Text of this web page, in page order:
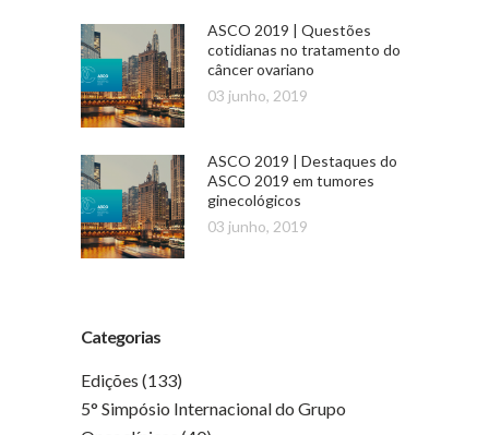
ASCO 2019 | Questões
cotidianas no tratamento do
câncer ovariano
03 junho, 2019
ASCO 2019 | Destaques do
ASCO 2019 em tumores
ginecológicos
03 junho, 2019
Categorias
Edições (133)
5° Simpósio Internacional do Grupo